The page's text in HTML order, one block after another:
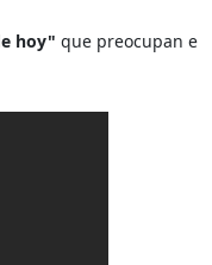
hoy" que preocupan e